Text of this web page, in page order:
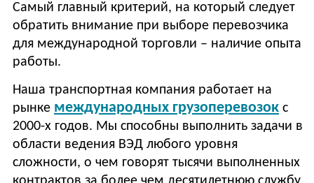
Самый главный критерий, на который следует
обратить внимание при выборе перевозчика
для международной торговли – наличие опыта
работы.
Наша транспортная компания работает на
рынке международных грузоперевозок с
2000-х годов. Мы способны выполнить задачи в
области ведения ВЭД любого уровня
сложности, о чем говорят тысячи выполненных